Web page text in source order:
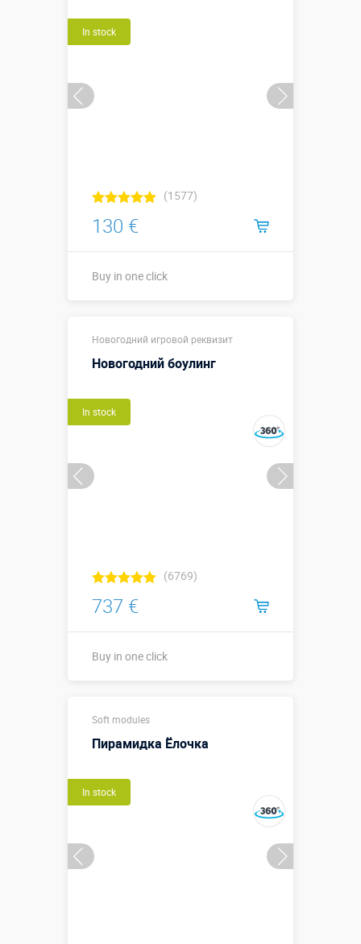
In stock
(1577)
130 €
Buy in one click
Новогодний игровой реквизит
Новогодний боулинг
In stock
(6769)
737 €
Buy in one click
Soft modules
Пирамидка Ёлочка
In stock